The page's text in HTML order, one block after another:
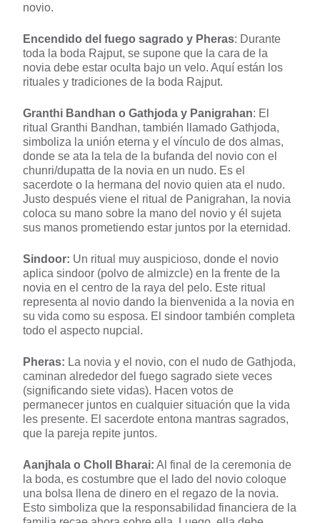
novio.
Encendido del fuego sagrado y Pheras: Durante
toda la boda Rajput, se supone que la cara de la
novia debe estar oculta bajo un velo. Aquí están los
rituales y tradiciones de la boda Rajput.
Granthi Bandhan o Gathjoda y Panigrahan: El
ritual Granthi Bandhan, también llamado Gathjoda,
simboliza la unión eterna y el vínculo de dos almas,
donde se ata la tela de la bufanda del novio con el
chunri/dupatta de la novia en un nudo. Es el
sacerdote o la hermana del novio quien ata el nudo.
Justo después viene el ritual de Panigrahan, la novia
coloca su mano sobre la mano del novio y él sujeta
sus manos prometiendo estar juntos por la eternidad.
Sindoor: Un ritual muy auspicioso, donde el novio
aplica sindoor (polvo de almizcle) en la frente de la
novia en el centro de la raya del pelo. Este ritual
representa al novio dando la bienvenida a la novia en
su vida como su esposa. El sindoor también completa
todo el aspecto nupcial.
Pheras: La novia y el novio, con el nudo de Gathjoda,
caminan alrededor del fuego sagrado siete veces
(significando siete vidas). Hacen votos de
permanecer juntos en cualquier situación que la vida
les presente. El sacerdote entona mantras sagrados,
que la pareja repite juntos.
Aanjhala o Choll Bharai: Al final de la ceremonia de
la boda, es costumbre que el lado del novio coloque
una bolsa llena de dinero en el regazo de la novia.
Esto simboliza que la responsabilidad financiera de la